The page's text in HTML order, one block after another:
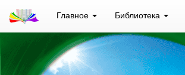
Главное Библиотека